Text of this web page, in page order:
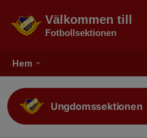
Hem
Välkommen till
Fotbollsektionen
Ungdomssektionen